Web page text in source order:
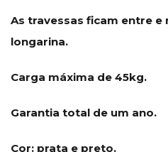
As travessas ficam entre e
longarina.
Carga máxima de 45kg.
Garantia total de um ano.
Cor: prata e preto.